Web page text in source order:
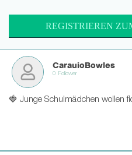
REGISTRIEREN
CarauioBowles
0 Follower
🍓 Junge Schulmädchen